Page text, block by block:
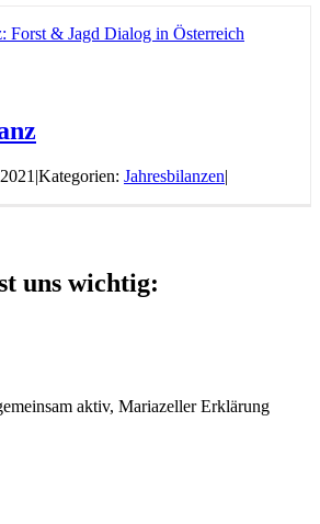
Kategorien: Jahresbilanzen
uns wichtig: